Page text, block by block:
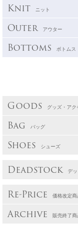
Knit ニット
Outer アウター
Bottoms ボトムス
Goods グッズ・アク
Bag バッグ
Shoes シューズ
Deadstock デ
Re-Price 価格改定商
Archive 販売終了商